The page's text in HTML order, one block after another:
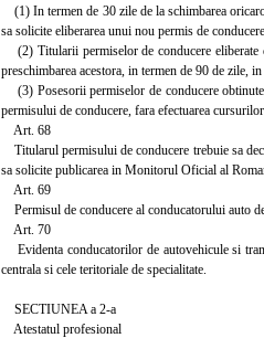
(1) In termen de 30 zile de la schimbarea
sa solicite eliberarea unui nou permis de
(2) Titularii permiselor de conducere eliberate
preschimbarea acestora, in termen de 90 de
(3) Posesorii permiselor de conducere
permisului de conducere, fara efectuarea
Art. 68
Titularul permisului de conducere trebuie sa
sa solicite publicarea in Monitorul Oficial al
Art. 69
Permisul de conducere al conducatorului auto
Art. 70
Evidenta conducatorilor de autovehicule si
centrala si cele teritoriale de specialitate.
SECTIUNEA a 2-a
Atestatul profesional